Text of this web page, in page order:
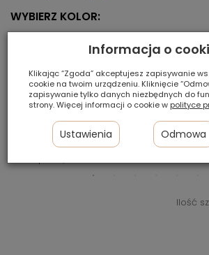
WYBIERZ KOLOR:
walnut/
Ilość
Informacja o
Klikając “Zgoda” akceptujesz zapisywanie
cookie na twoim urządzeniu. Kliknięcie
zapisywanie tylko danych niezbędnych do
strony. Więcej informacji o cookie w polityce
Ustawienia Odmowa